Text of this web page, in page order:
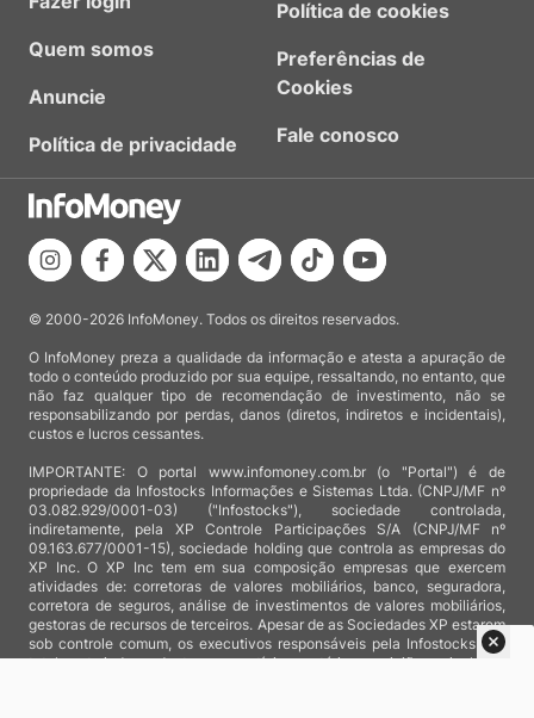
Quem somos
Anuncie
Política de privacidade
Política de cookies
Preferências de
Cookies
Fale conosco
© 2000-2026 InfoMoney. Todos os direitos reservados.
O InfoMoney preza a qualidade da informação e atesta a apuração de
todo o conteúdo produzido por sua equipe, ressaltando, no entanto, que
não faz qualquer tipo de recomendação de investimento, não se
responsabilizando por perdas, danos (diretos, indiretos e incidentais),
custos e lucros cessantes.
IMPORTANTE: O portal www.infomoney.com.br (o "Portal") é de
propriedade da Infostocks Informações e Sistemas Ltda. (CNPJ/MF nº
03.082.929/0001-03) ("Infostocks"), sociedade controlada,
indiretamente, pela XP Controle Participações S/A (CNPJ/MF nº
09.163.677/0001-15), sociedade holding que controla as empresas do
XP Inc. O XP Inc tem em sua composição empresas que exercem
atividades de: corretoras de valores mobiliários, banco, seguradora,
corretora de seguros, análise de investimentos de valores mobiliários,
gestoras de recursos de terceiros. Apesar de as Sociedades XP estarem
sob controle comum, os executivos responsáveis pela Infostocks são
totalmente independentes e as notícias, matérias e opiniões veiculadas